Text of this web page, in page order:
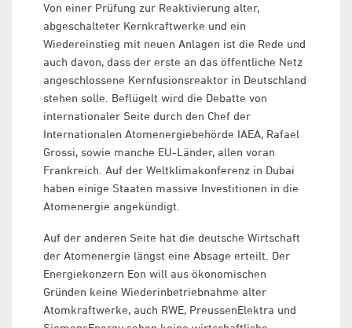
Von einer Prüfung zur Reaktivierung alter,
abgeschalteter Kernkraftwerke und ein
Wiedereinstieg mit neuen Anlagen ist die Rede und
auch davon, dass der erste an das öffentliche Netz
angeschlossene Kernfusionsreaktor in Deutschland
stehen solle. Beflügelt wird die Debatte von
internationaler Seite durch den Chef der
Internationalen Atomenergiebehörde IAEA, Rafael
Grossi, sowie manche EU-Länder, allen voran
Frankreich. Auf der Weltklimakonferenz in Dubai
haben einige Staaten massive Investitionen in die
Atomenergie angekündigt.
Auf der anderen Seite hat die deutsche Wirtschaft
der Atomenergie längst eine Absage erteilt. Der
Energiekonzern Eon will aus ökonomischen
Gründen keine Wiederinbetriebnahme alter
Atomkraftwerke, auch RWE, PreussenElektra und